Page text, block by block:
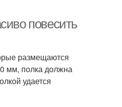
повесить
размещаются
мм, полка должна
удается